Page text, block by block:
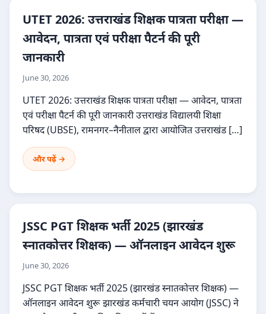
UTET 2026: उत्तराखंड शिक्षक पात्रता परीक्षा —
आवेदन, पात्रता एवं परीक्षा पैटर्न की पूरी
जानकारी
June 30, 2026
UTET 2026: उत्तराखंड शिक्षक पात्रता परीक्षा — आवेदन, पात्रता
एवं परीक्षा पैटर्न की पूरी जानकारी उत्तराखंड विद्यालयी शिक्षा
परिषद (UBSE), रामनगर–नैनीताल द्वारा आयोजित उत्तराखंड […]
और पढ़ें →
JSSC PGT शिक्षक भर्ती 2025 (झारखंड
स्नातकोत्तर शिक्षक) — ऑनलाइन आवेदन शुरू
June 30, 2026
JSSC PGT शिक्षक भर्ती 2025 (झारखंड स्नातकोत्तर शिक्षक) —
ऑनलाइन आवेदन शुरू झारखंड कर्मचारी चयन आयोग (JSSC) ने